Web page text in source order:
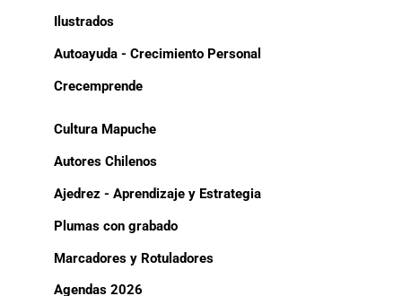
Ilustrados
Autoayuda - Crecimiento Personal
Crecemprende
Cultura Mapuche
Autores Chilenos
Ajedrez - Aprendizaje y Estrategia
Plumas con grabado
Marcadores y Rotuladores
Agendas 2026